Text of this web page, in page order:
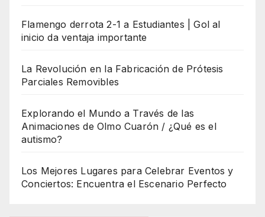
Flamengo derrota 2-1 a Estudiantes | Gol al
inicio da ventaja importante
La Revolución en la Fabricación de Prótesis
Parciales Removibles
Explorando el Mundo a Través de las
Animaciones de Olmo Cuarón / ¿Qué es el
autismo?
Los Mejores Lugares para Celebrar Eventos y
Conciertos: Encuentra el Escenario Perfecto